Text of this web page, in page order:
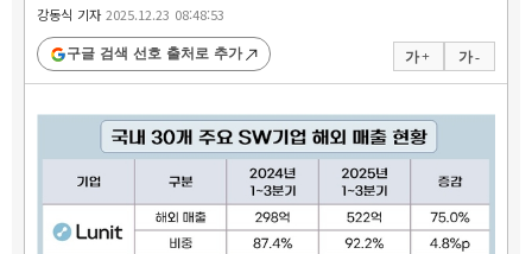
강동식 기자2025.12.23 08:48:53
가 + 가 -
구글 검색 선호 출처로 추가